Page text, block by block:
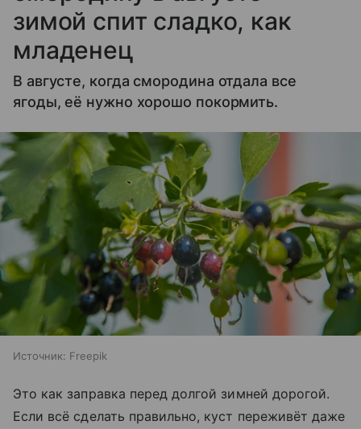
зимой спит сладко, как
младенец
В августе, когда смородина отдала все
ягоды, её нужно хорошо покормить.
Источник: Freepik
Это как заправка перед долгой зимней дорогой.
Если всё сделать правильно, куст переживёт даже